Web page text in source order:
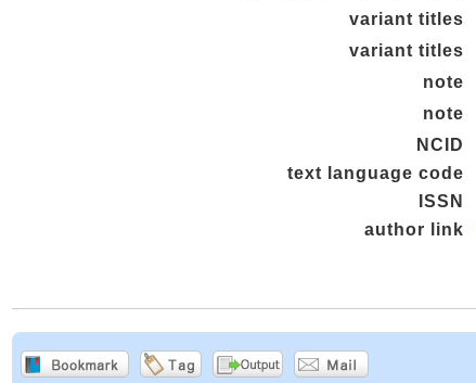
variant titles
variant titles
note
note
NCID
text language code
ISSN
author link